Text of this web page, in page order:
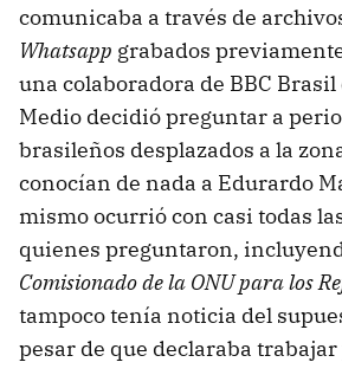
comunicaba a través de
Whatsapp grabados
una colaboradora de BBC
Medio decidió preguntar a
brasileños desplazados a la
conocían de nada a Edurardo
mismo ocurrió con casi todas
quienes preguntaron,
Comisionado de la ONU para los
tampoco tenía noticia del
pesar de que declaraba trabajar